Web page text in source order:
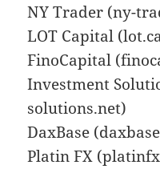
NY Trader (ny-
LOT Capital
FinoCapital
Investment
solutions.net)
DaxBase
Platin FX